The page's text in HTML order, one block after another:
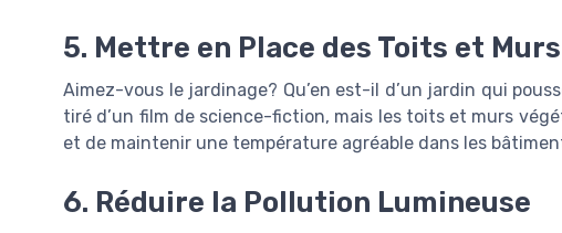
5. Mettre en Place des Toits et
Aimez-vous le jardinage? Qu’en est-il d’un jardin qui
tiré d’un film de science-fiction, mais les toits et murs
et de maintenir une température agréable dans les
6. Réduire la Pollution Lumineuse